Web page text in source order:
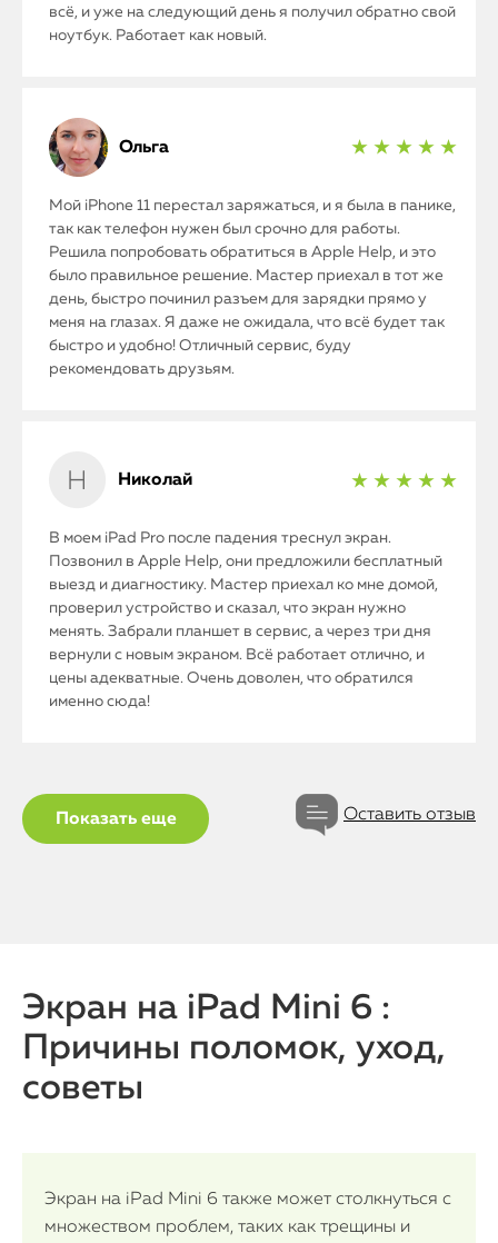
MacBook
iPad
Mac Mini
О нас
Контакты
всё, и уже на следующий день я получил обратно свой
ноутбук. Работает как новый.
Ольга ★ ★ ★ ★ ★
Мой iPhone 11 перестал заряжаться, и я была в панике,
так как телефон нужен был срочно для работы.
Решила попробовать обратиться в Apple Help, и это
было правильное решение. Мастер приехал в тот же
день, быстро починил разъем для зарядки прямо у
меня на глазах. Я даже не ожидала, что всё будет так
быстро и удобно! Отличный сервис, буду
рекомендовать друзьям.
Николай ★ ★ ★ ★ ★
В моем iPad Pro после падения треснул экран.
Позвонил в Apple Help, они предложили бесплатный
выезд и диагностику. Мастер приехал ко мне домой,
проверил устройство и сказал, что экран нужно
менять. Забрали планшет в сервис, а через три дня
вернули с новым экраном. Всё работает отлично, и
цены адекватные. Очень доволен, что обратился
именно сюда!
Показать еще Оставить отзыв
Экран на iPad Mini 6 :
Причины поломок, уход,
советы
Экран на iPad Mini 6 также может столкнуться с
множеством проблем, таких как трещины и